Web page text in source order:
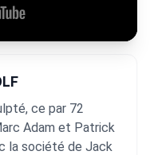
ce par 72
Adam et Patrick
la société de Jack